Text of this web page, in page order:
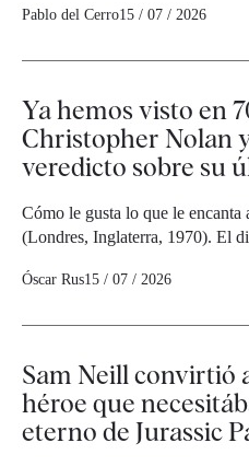
Pablo del Cerro15 / 07 / 2026
Ya hemos visto en
Christopher Nolan
veredicto sobre su
Cómo le gusta lo que le
(Londres, Inglaterra, 1970). El
Óscar Rus15 / 07 / 2026
Sam Neill convirtió
héroe que
eterno de Jurassic